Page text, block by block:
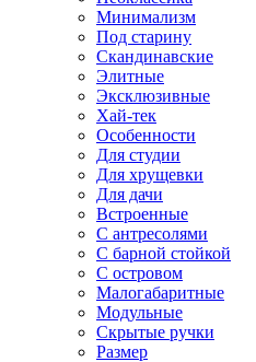
Минимализм
Под старину
Скандинавские
Элитные
Эксклюзивные
Хай-тек
Особенности
Для студии
Для хрущевки
Для дачи
Встроенные
С антресолями
С барной стойкой
С островом
Малогабаритные
Модульные
Скрытые ручки
Размер